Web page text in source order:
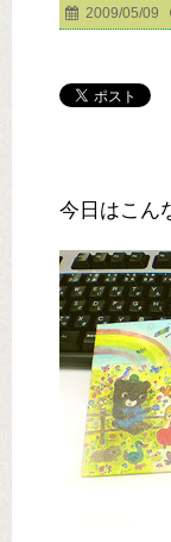
2009/05/09
今日はこん